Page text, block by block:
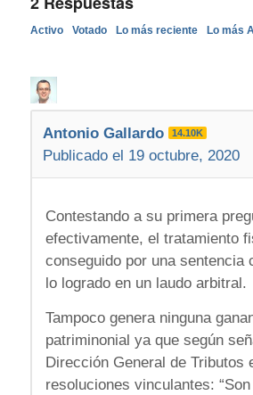
Activo Votado Lo más reciente Lo más
Antonio Gallardo 14.10K
Publicado el 19 octubre, 2020
Contestando a su primera
efectivamente, el tratamiento
conseguido por una sentencia
lo logrado en un laudo arbitral.
Tampoco genera ninguna
patriminonial ya que según
Dirección General de Tributos
resoluciones vinculantes: